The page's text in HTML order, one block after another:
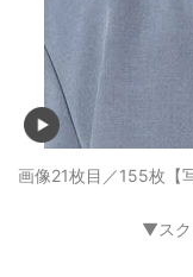
画像21枚目／155枚
▼スク